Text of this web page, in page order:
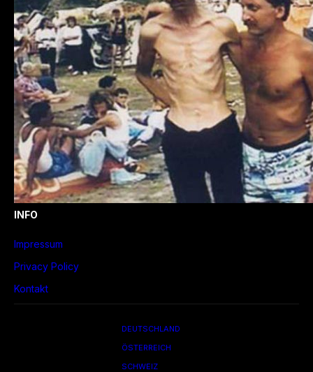
INFO
Impressum
Privacy Policy
Kontakt
DEUTSCHLAND
ÖSTERREICH
SCHWEIZ